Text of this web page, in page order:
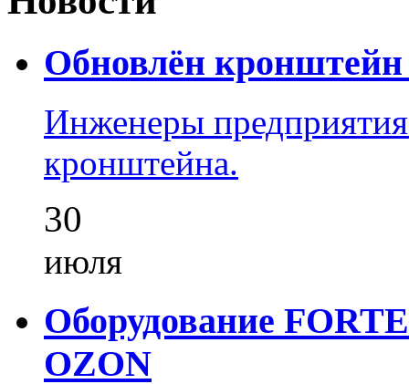
Обновлён
Инженеры
кронштейна.
30
июля
Оборудование
OZON